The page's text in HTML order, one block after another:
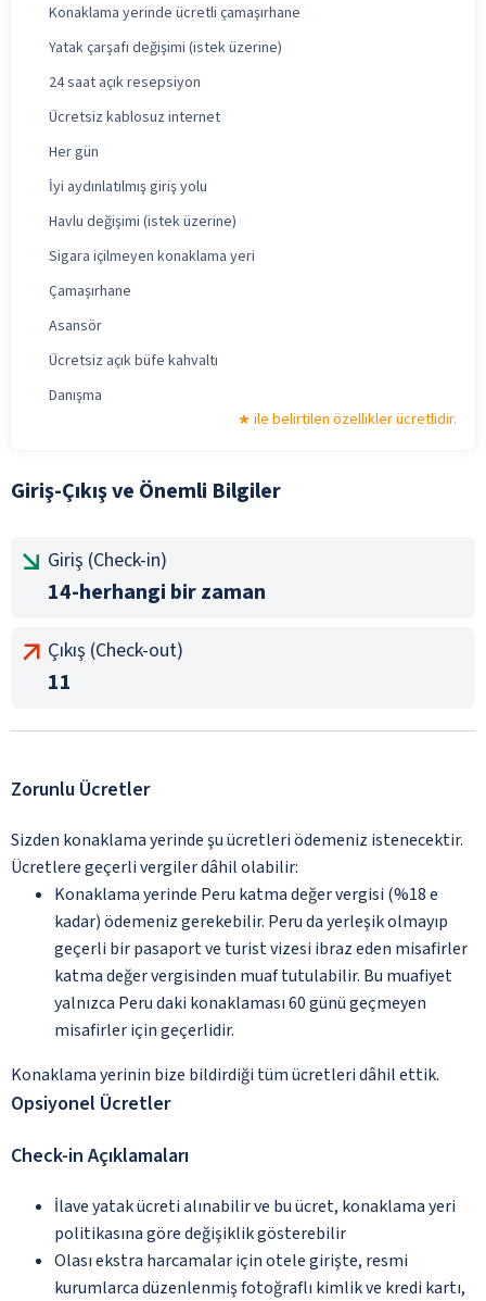
Konaklama yerinde ücretli çamaşırhane
Yatak çarşafı değişimi (istek üzerine)
24 saat açık resepsiyon
Ücretsiz kablosuz internet
Her gün
İyi aydınlatılmış giriş yolu
Havlu değişimi (istek üzerine)
Sigara içilmeyen konaklama yeri
Çamaşırhane
Asansör
Ücretsiz açık büfe kahvaltı
Danışma
ile belirtilen özellikler ücretlidir.
Giriş-Çıkış ve Önemli Bilgiler
Giriş (Check-in)
14-herhangi bir zaman
Çıkış (Check-out)
11
Zorunlu Ücretler
Sizden konaklama yerinde şu ücretleri ödemeniz istenecektir.
Ücretlere geçerli vergiler dâhil olabilir:
Konaklama yerinde Peru katma değer vergisi (%18 e
kadar) ödemeniz gerekebilir. Peru da yerleşik olmayıp
geçerli bir pasaport ve turist vizesi ibraz eden misafirler
katma değer vergisinden muaf tutulabilir. Bu muafiyet
yalnızca Peru daki konaklaması 60 günü geçmeyen
misafirler için geçerlidir.
Konaklama yerinin bize bildirdiği tüm ücretleri dâhil ettik.
Opsiyonel Ücretler
Check-in Açıklamaları
İlave yatak ücreti alınabilir ve bu ücret, konaklama yeri
politikasına göre değişiklik gösterebilir
Olası ekstra harcamalar için otele girişte, resmi
kurumlarca düzenlenmiş fotoğraflı kimlik ve kredi kartı,